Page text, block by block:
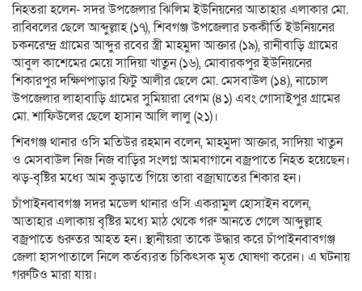
নিহতরা হলেন- সদর উপজেলার ঝিলিম ইউনিয়নের আতাহার এলাকার মো.
রাব্বিলের ছেলে আব্দুল্লাহ (১৭), শিবগঞ্জ উপজেলার চককীর্তি ইউনিয়নের
চকনরেন্দ্র গ্রামের আব্দুর রবের স্ত্রী মাহমুদা আক্তার (১৯), রানীবাড়ি গ্রামের
আবুল কাশেমের মেয়ে সাদিয়া খাতুন (১৬), মোবারকপুর ইউনিয়নের
শিকারপুর দক্ষিণপাড়ার ফিটু আলীর ছেলে মো. মেসবাউল (১৪), নাচোল
উপজেলার লাহাবাড়ি গ্রামের সুমিয়ারা বেগম (৪১) এবং গোসাইপুর গ্রামের
মো. শাফিউলের ছেলে হাসান আলি লালু (২১)।
শিবগঞ্জ থানার ওসি মতিউর রহমান বলেন, মাহমুদা আক্তার, সাদিয়া খাতুন
ও মেসবাউল নিজ নিজ বাড়ির সংলগ্ন আমবাগানে বজ্রপাতে নিহত হয়েছেন।
ঝড়-বৃষ্টির মধ্যে আম কুড়াতে গিয়ে তারা বজ্রাঘাতের শিকার হন।
চাঁপাইনবাবগঞ্জ সদর মডেল থানার ওসি একরামুল হোসাইন বলেন,
আতাহার এলাকায় বৃষ্টির মধ্যে মাঠ থেকে গরু আনতে গেলে আব্দুল্লাহ
বজ্রপাতে গুরুতর আহত হন। স্থানীয়রা তাকে উদ্ধার করে চাঁপাইনবাবগঞ্জ
জেলা হাসপাতালে নিলে কর্তব্যরত চিকিৎসক মৃত ঘোষণা করেন। এ ঘটনায়
গরুটিও মারা যায়।